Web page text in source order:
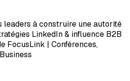
leaders à construire une autorité
LinkedIn & influence B2B
FocusLink | Conférences,